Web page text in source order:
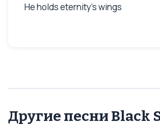
He holds eternity’s wings
Другие песни Black